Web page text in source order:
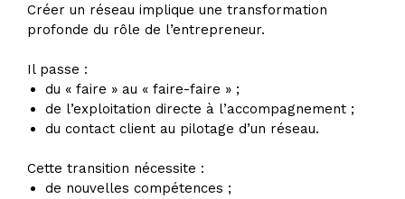
Créer un réseau implique une transformation
profonde du rôle de l’entrepreneur.
Il passe :
du « faire » au « faire-faire » ;
de l’exploitation directe à l’accompagnement ;
du contact client au pilotage d’un réseau.
Cette transition nécessite :
de nouvelles compétences ;